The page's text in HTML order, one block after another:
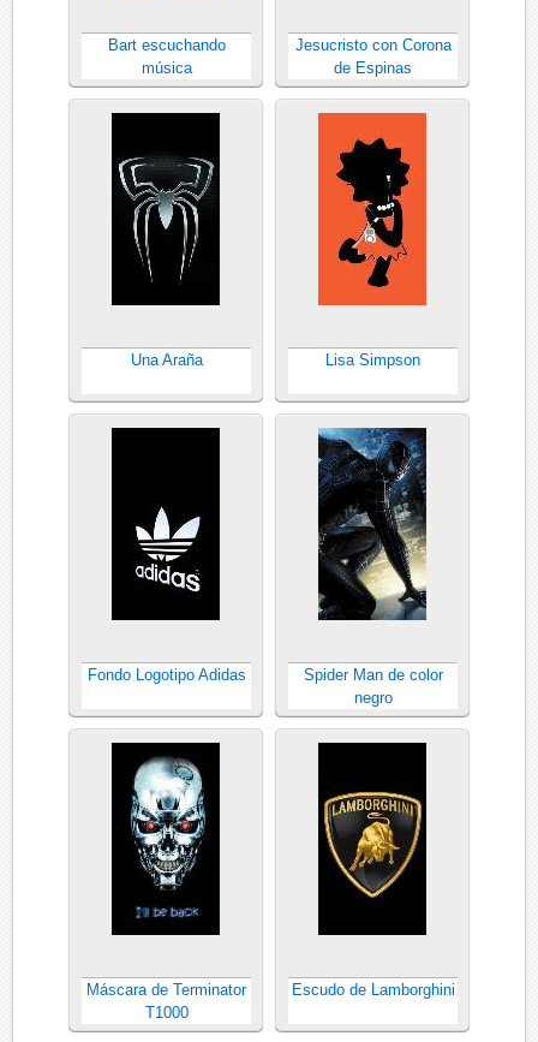
Bart escuchando
música
Jesucristo con Corona
de Espinas
Una Araña Lisa Simpson
Fondo Logotipo Adidas
Spider Man de color
negro
Máscara de Terminator
T1000
Escudo de Lamborghini